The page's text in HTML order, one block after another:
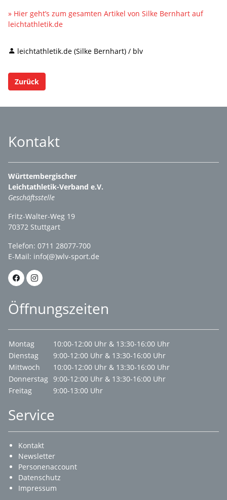
» Hier geht’s zum gesamten Artikel von Silke Bernhart auf
leichtathletik.de
leichtathletik.de (Silke Bernhart) / blv
Zurück
Kontakt
Württembergischer
Leichtathletik-Verband e.V.
Geschäftsstelle
Fritz-Walter-Weg 19
70372 Stuttgart
Telefon: 0711 28077-700
E-Mail: info(@)wlv-sport.de
Öffnungszeiten
Montag
10:00-12:00 Uhr & 13:30-16:00 Uhr
Dienstag
9:00-12:00 Uhr & 13:30-16:00 Uhr
Mittwoch
10:00-12:00 Uhr & 13:30-16:00 Uhr
Donnerstag 9:00-12:00 Uhr & 13:30-16:00 Uhr
Freitag
9:00-13:00 Uhr
Service
Kontakt
Newsletter
Personenaccount
Datenschutz
Impressum